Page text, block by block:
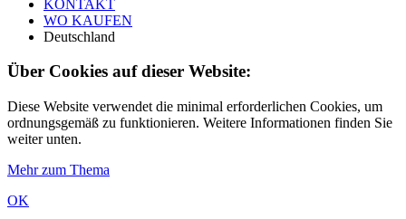
KONTAKT
WO KAUFEN
Deutschland
Über Cookies auf dieser Website:
Diese Website verwendet die minimal erforderlichen Cookies, um
ordnungsgemäß zu funktionieren. Weitere Informationen finden Sie
weiter unten.
Mehr zum Thema
OK